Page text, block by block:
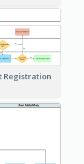
Registration